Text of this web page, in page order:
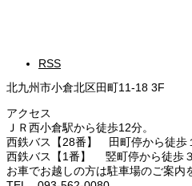
RSS
北九州市小倉北区田町11-18 3F
アクセス
ＪＲ西小倉駅から徒歩12分。
西鉄バス【28番】 田町停から徒歩
西鉄バス【1番】 竪町停から徒歩３
お車でお越しの方は駐車場のご案内